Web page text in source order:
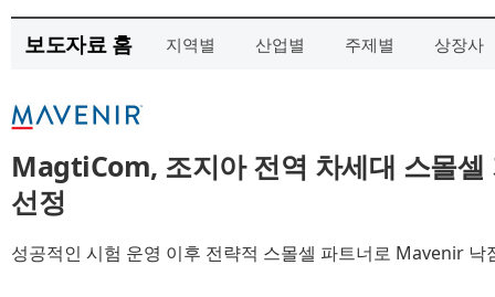
보도자료 홈 지역별 산업별 주제별 상장사
MagtiCom, 조지아 전역 차세대 스몰
선정
성공적인 시험 운영 이후 전략적 스몰셀 파트너로 Mavenir 낙